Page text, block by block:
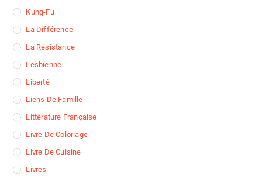
Kung-Fu
La Différence
La Résistance
Lesbienne
Liberté
Liens De Famille
Littérature Française
Livre De Coloriage
Livre De Cuisine
Livres